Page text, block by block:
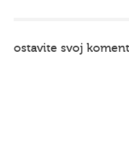
ostavite svoj